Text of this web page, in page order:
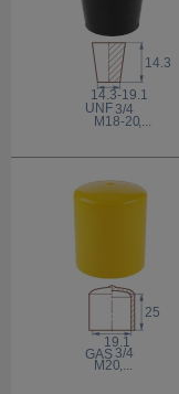
14.3
14.3-19.1
M18-20,...
UNF 3/4
19.1
25
GAS 3/4
,...
M20